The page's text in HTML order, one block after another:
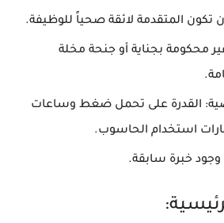
تكون المتقدمة لائقة صحياً للوظيفة.
محكومة بجناية أو جنحة مخلة
القدرة على تحمل ضغط وساعات
استخدام الحاسوب.
وجود خبرة سابقة.